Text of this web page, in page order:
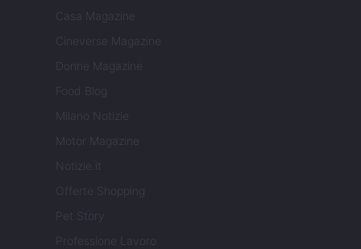
Casa Magazine
Cineverse Magazine
Donne Magazine
Food Blog
Milano Notizie
Motor Magazine
Notizie.it
Offerte Shopping
Pet Story
Professione Lavoro